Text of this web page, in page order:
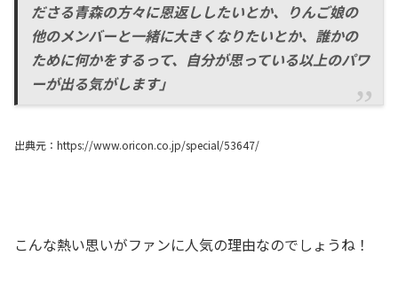
ださる青森の方々に恩返ししたいとか、りんご娘の
他のメンバーと一緒に大きくなりたいとか、誰かの
ために何かをするって、自分が思っている以上のパワ
ーが出る気がします」
出典元：https://www.oricon.co.jp/special/53647/
こんな熱い思いがファンに人気の理由なのでしょうね！